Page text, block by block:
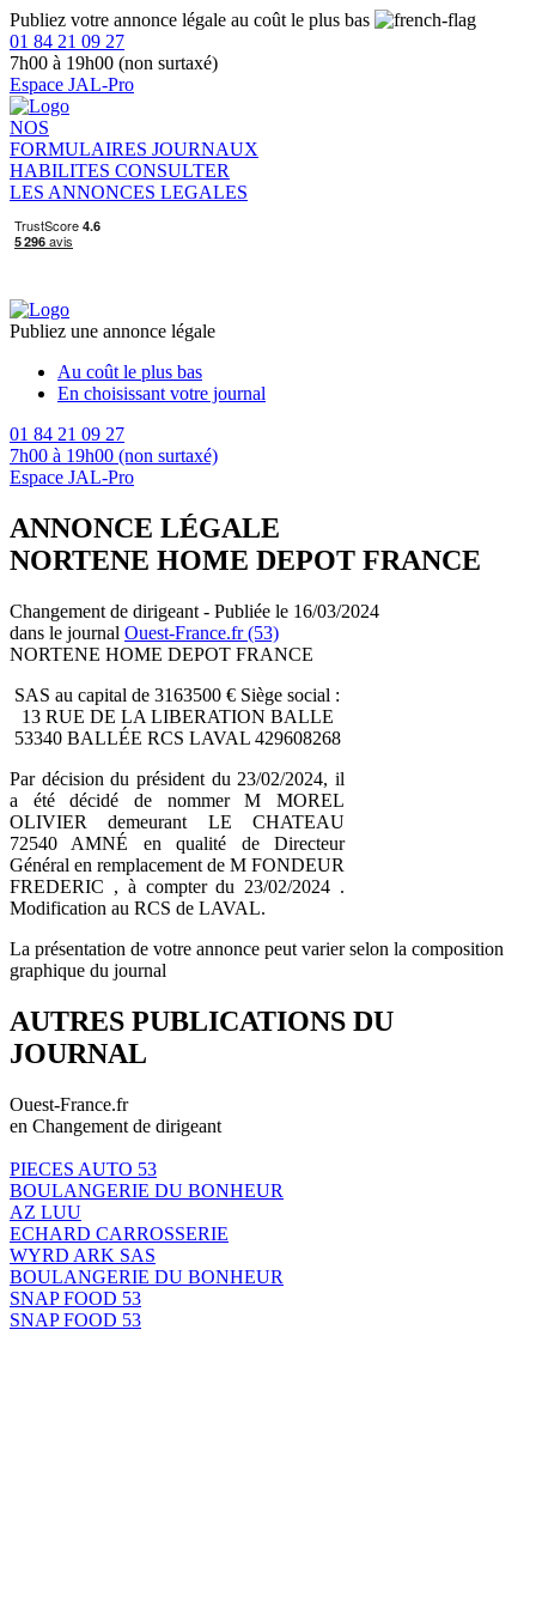
Publiez votre annonce légale au coût le plus bas
01 84 21 09 27
7h00 à 19h00 (non surtaxé)
Espace JAL-Pro
NOS
FORMULAIRES JOURNAUX
HABILITES CONSULTER
LES ANNONCES LEGALES
Publiez une annonce légale
Au coût le plus bas
En choisissant votre journal
01 84 21 09 27
7h00 à 19h00 (non surtaxé)
Espace JAL-Pro
ANNONCE LÉGALE
NORTENE HOME DEPOT FRANCE
Changement de dirigeant - Publiée le 16/03/2024
dans le journal Ouest-France.fr (53)
NORTENE HOME DEPOT FRANCE
SAS au capital de 3163500 € Siège social :
13 RUE DE LA LIBERATION BALLE
53340 BALLÉE RCS LAVAL 429608268
Par décision du président du 23/02/2024, il
a été décidé de nommer M MOREL
OLIVIER demeurant LE CHATEAU
72540 AMNÉ en qualité de Directeur
Général en remplacement de M FONDEUR
FREDERIC , à compter du 23/02/2024 .
Modification au RCS de LAVAL.
La présentation de votre annonce peut varier selon la composition
graphique du journal
AUTRES PUBLICATIONS DU
JOURNAL
Ouest-France.fr
en Changement de dirigeant
PIECES AUTO 53
BOULANGERIE DU BONHEUR
AZ LUU
ECHARD CARROSSERIE
WYRD ARK SAS
BOULANGERIE DU BONHEUR
SNAP FOOD 53
SNAP FOOD 53